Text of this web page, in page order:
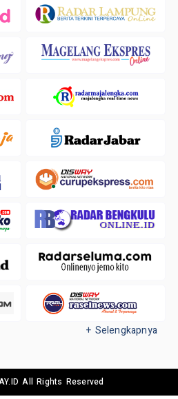
+ Selengkapnya
All Rights Reserved